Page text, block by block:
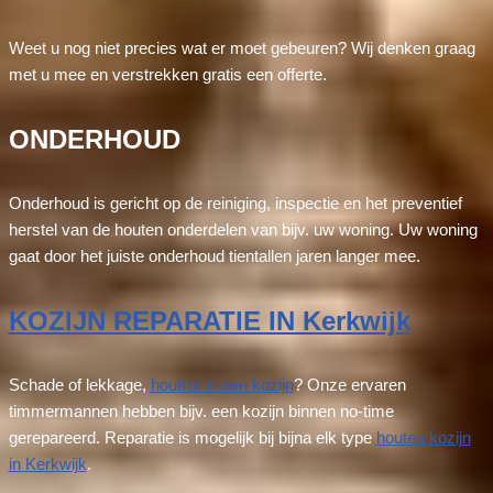
Weet u nog niet precies wat er moet gebeuren? Wij denken graag
met u mee en verstrekken gratis een offerte.
ONDERHOUD
Onderhoud is gericht op de reiniging, inspectie en het preventief
herstel van de houten onderdelen van bijv. uw woning. Uw woning
gaat door het juiste onderhoud tientallen jaren langer mee.
KOZIJN REPARATIE IN Kerkwijk
Schade of lekkage, houtrot in een kozijn? Onze ervaren
timmermannen hebben bijv. een kozijn binnen no-time
gerepareerd. Reparatie is mogelijk bij bijna elk typehouten kozijn
in Kerkwijk.